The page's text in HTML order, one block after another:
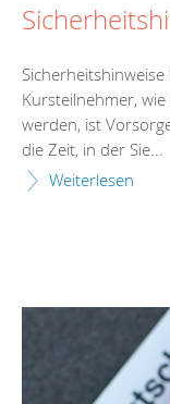
Kursteilnehmer,
werden, ist
die Zeit, in der Sie...
Weiterlesen